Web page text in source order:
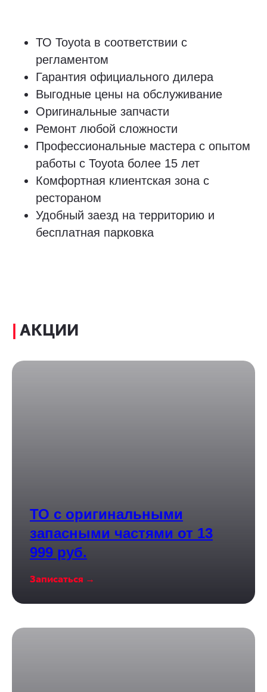
ТО Toyota в соответствии с
регламентом
Гарантия официального дилера
Выгодные цены на обслуживание
Оригинальные запчасти
Ремонт любой сложности
Профессиональные мастера с опытом
работы с Toyota более 15 лет
Комфортная клиентская зона с
рестораном
Удобный заезд на территорию и
бесплатная парковка
|АКЦИИ
ТО с оригинальными
запасными частями от 13
999 руб.
Записаться →